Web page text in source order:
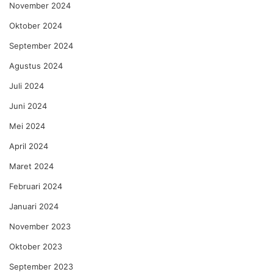
November 2024
Oktober 2024
September 2024
Agustus 2024
Juli 2024
Juni 2024
Mei 2024
April 2024
Maret 2024
Februari 2024
Januari 2024
November 2023
Oktober 2023
September 2023